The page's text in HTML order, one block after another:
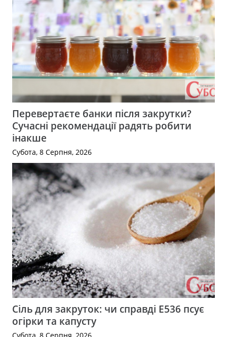
Перевертаєте банки після закрутки?
Сучасні рекомендації радять робити
інакше
Субота, 8 Серпня, 2026
Сіль для закруток: чи справді Е536 псує
огірки та капусту